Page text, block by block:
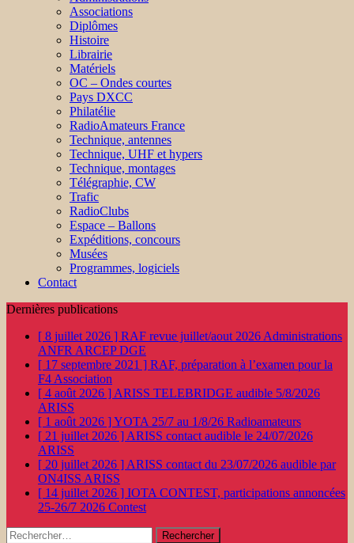
Associations
Diplômes
Histoire
Librairie
Matériels
OC – Ondes courtes
Pays DXCC
Philatélie
RadioAmateurs France
Technique, antennes
Technique, UHF et hypers
Technique, montages
Télégraphie, CW
Trafic
RadioClubs
Espace – Ballons
Expéditions, concours
Musées
Programmes, logiciels
Contact
Dernières publications
[ 8 juillet 2026 ] RAF revue juillet/aout 2026 Administrations
ANFR ARCEP DGE
[ 17 septembre 2021 ] RAF, préparation à l’examen pour la
F4 Association
[ 4 août 2026 ] ARISS TELEBRIDGE audible 5/8/2026
ARISS
[ 1 août 2026 ]YOTA 25/7 au 1/8/26 Radioamateurs
[ 21 juillet 2026 ] ARISS contact audible le 24/07/2026
ARISS
[ 20 juillet 2026 ] ARISS contact du 23/07/2026 audible par
ON4ISS ARISS
[ 14 juillet 2026 ] IOTA CONTEST, participations annoncées
25-26/7 2026 Contest
Rechercher :